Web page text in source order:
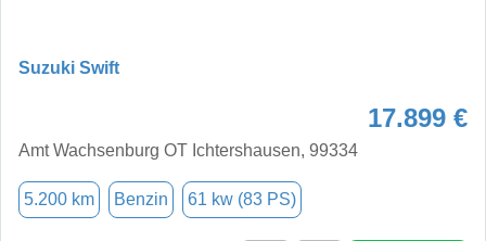
Suzuki Swift
17.899 €
Amt Wachsenburg OT Ichtershausen, 99334
5.200 km Benzin 61 kw (83 PS)